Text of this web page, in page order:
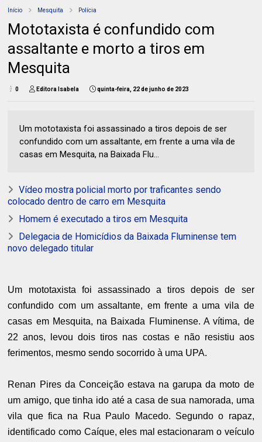
Início Mesquita Polícia
Mototaxista é confundido com
assaltante e morto a tiros em
Mesquita
0 Editora Isabela quinta-feira, 22 de junho de 2023
Um mototaxista foi assassinado a tiros depois de ser
confundido com um assaltante, em frente a uma vila de
casas em Mesquita, na Baixada Flu...
Vídeo mostra policial morto por traficantes sendo
colocado dentro de carro em Mesquita
Homem é executado a tiros em Mesquita
Delegacia de Homicídios da Baixada Fluminense tem
novo delegado titular
Um mototaxista foi assassinado a tiros depois de ser
confundido com um assaltante, em frente a uma vila de
casas em Mesquita, na Baixada Fluminense. A vítima, de
22 anos, levou dois tiros nas costas e não resistiu aos
ferimentos, mesmo sendo socorrido à uma UPA.
Renan Pires da Conceição estava na garupa da moto de
um amigo, que tinha ido até a casa de sua namorada, uma
vila que fica na Rua Paulo Macedo. Segundo o rapaz,
identificado como Caíque, eles mal estacionaram o veículo